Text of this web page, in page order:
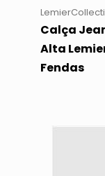
Calça
Alta
Fendas